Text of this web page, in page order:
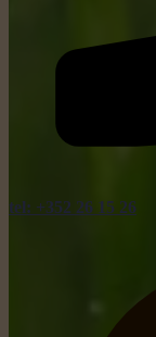
tel: +352 26 15 26